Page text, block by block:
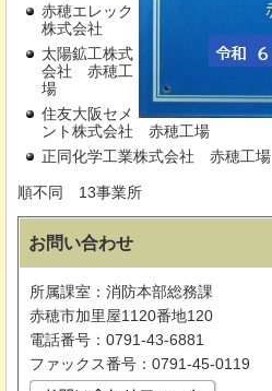
赤穂エレック
株式会社
太陽鉱工株式
会社
赤穂工
場
住友大阪セメ
ント株式会社
赤穂工場
正同化学工業株式会社
赤穂工場
順不同 13事業所
お問い合わせ
所属課室：消防本部総務課
赤穂市加里屋1120番地120
電話番号：0791-43-6881
ファックス番号：0791-45-0119